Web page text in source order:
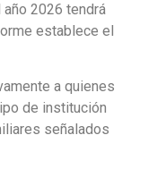
2026 tendrá
establece el
a quienes
de institución
señalados